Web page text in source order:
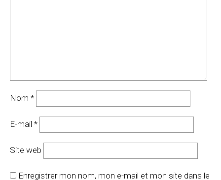
Nom *
E-mail *
Site web
Enregistrer mon nom, mon e-mail et mon site dans le